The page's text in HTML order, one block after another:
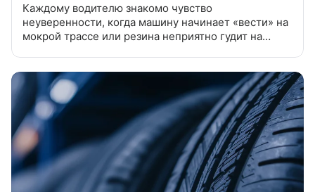
Каждому водителю знакомо чувство
неуверенности, когда машину начинает «вести» на
мокрой трассе или резина неприятно гудит на